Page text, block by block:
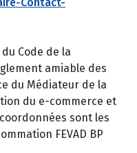
Code de la
amiable des
du Médiateur de la
du e-commerce et
sont les
FEVAD BP